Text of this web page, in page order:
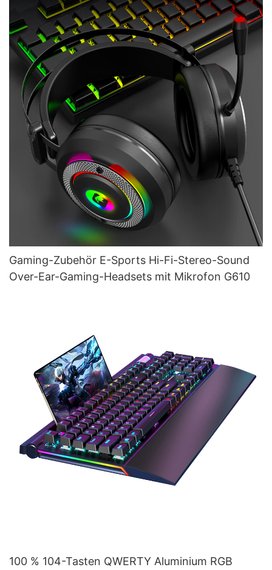
Gaming-Zubehör E-Sports Hi-Fi-Stereo-Sound
Over-Ear-Gaming-Headsets mit Mikrofon G610
100 % 104-Tasten QWERTY Aluminium RGB